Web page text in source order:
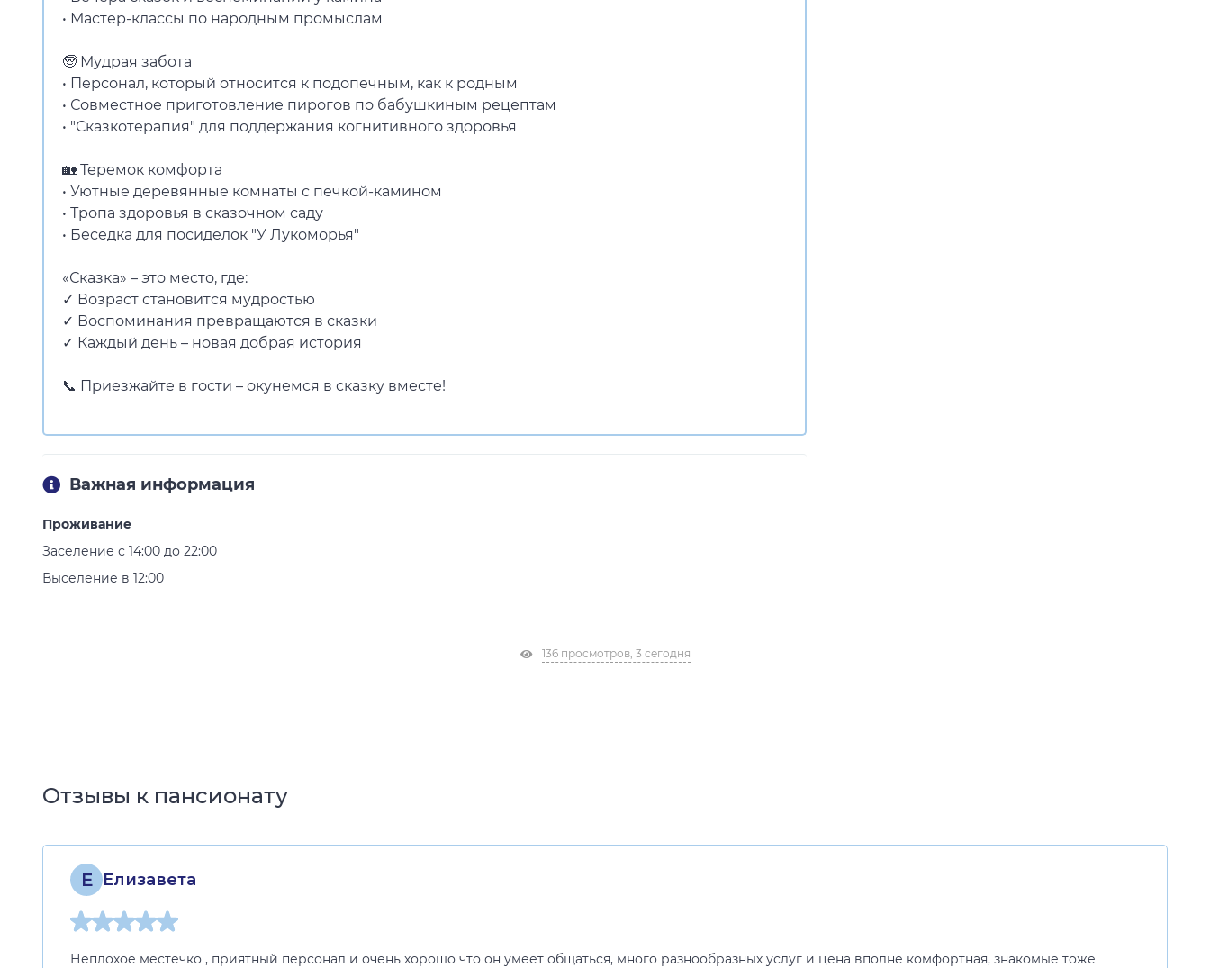
• Мастер-классы по народным промыслам
🧓 Мудрая забота
• Персонал, который относится к подопечным, как к родным
• Совместное приготовление пирогов по бабушкиным рецептам
• "Сказкотерапия" для поддержания когнитивного здоровья
🏡 Теремок комфорта
• Уютные деревянные комнаты с печкой-камином
• Тропа здоровья в сказочном саду
• Беседка для посиделок "У Лукоморья"
«Сказка» – это место, где:
✓ Возраст становится мудростью
✓ Воспоминания превращаются в сказки
✓ Каждый день – новая добрая история
📞 Приезжайте в гости – окунемся в сказку вместе!
Важная информация
Проживание
Заселение с 14:00 до 22:00
Выселение в 12:00
136 просмотров, 3 сегодня
Отзывы к пансионату
Е Елизавета
Неплохое местечко , приятный персонал и очень хорошо что он умеет общаться, много разнообразных услуг и цена вполне комфортная, знакомые тоже